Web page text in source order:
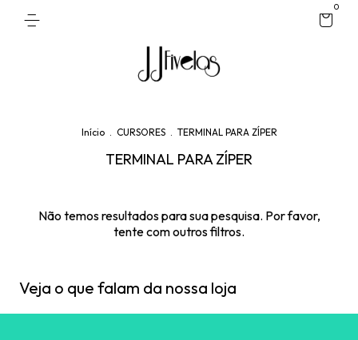
0
Início . CURSORES . TERMINAL PARA ZÍPER
TERMINAL PARA ZÍPER
Não temos resultados para sua pesquisa. Por favor,
tente com outros filtros.
Veja o que falam da nossa loja